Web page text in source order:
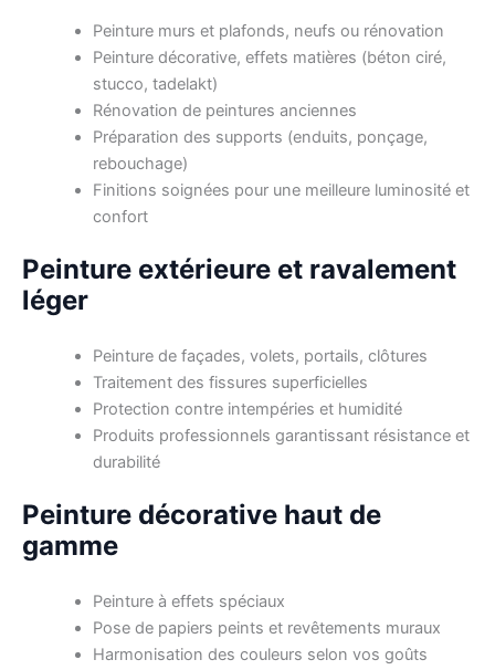
Peinture murs et plafonds, neufs ou rénovation
Peinture décorative, effets matières (béton ciré,
stucco, tadelakt)
Rénovation de peintures anciennes
Préparation des supports (enduits, ponçage,
rebouchage)
Finitions soignées pour une meilleure luminosité et
confort
Peinture extérieure et ravalement
léger
Peinture de façades, volets, portails, clôtures
Traitement des fissures superficielles
Protection contre intempéries et humidité
Produits professionnels garantissant résistance et
durabilité
Peinture décorative haut de
gamme
Peinture à effets spéciaux
Pose de papiers peints et revêtements muraux
Harmonisation des couleurs selon vos goûts